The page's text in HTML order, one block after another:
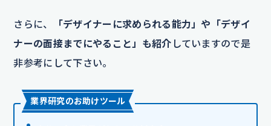
さらに、
「デザイナーに求められる能力」や「デザイ
ナーの面接までにやること」も紹介 していますので是
非参考にして下さい。
業界研究のお助けツール